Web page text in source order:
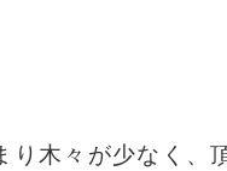
木々が少なく、